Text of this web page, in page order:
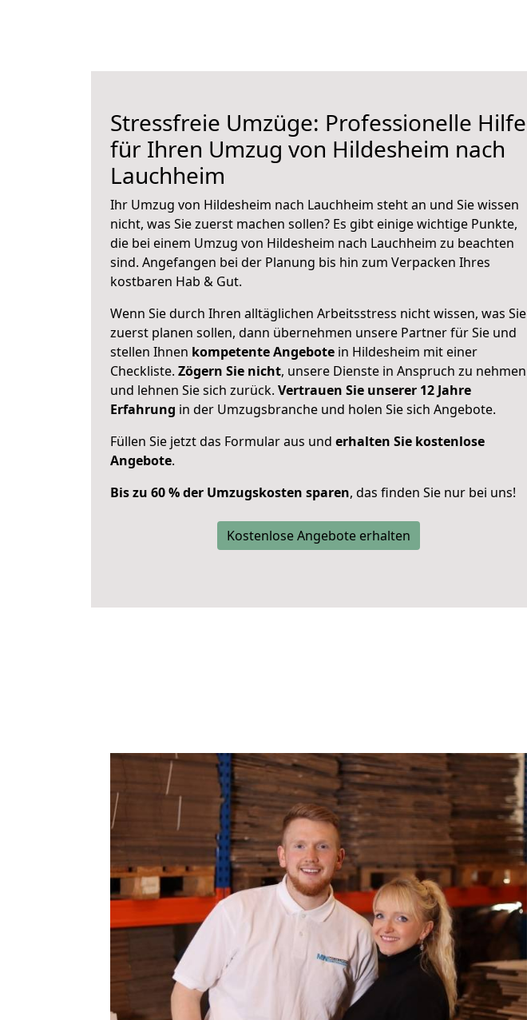
Stressfreie Umzüge: Professionelle Hilfe
für Ihren Umzug von Hildesheim nach
Lauchheim
Ihr Umzug von Hildesheim nach Lauchheim steht an und Sie wissen
nicht, was Sie zuerst machen sollen? Es gibt einige wichtige Punkte,
die bei einem Umzug von Hildesheim nach Lauchheim zu beachten
sind. Angefangen bei der Planung bis hin zum Verpacken Ihres
kostbaren Hab & Gut.
Wenn Sie durch Ihren alltäglichen Arbeitsstress nicht wissen, was Sie
zuerst planen sollen, dann übernehmen unsere Partner für Sie und
stellen Ihnen kompetente Angebote in Hildesheim mit einer
Checkliste. Zögern Sie nicht, unsere Dienste in Anspruch zu nehmen
und lehnen Sie sich zurück. Vertrauen Sie unserer 12 Jahre
Erfahrung in der Umzugsbranche und holen Sie sich Angebote.
Füllen Sie jetzt das Formular aus und erhalten Sie kostenlose
Angebote.
Bis zu 60 % der Umzugskosten sparen, das finden Sie nur bei uns!
Kostenlose Angebote erhalten